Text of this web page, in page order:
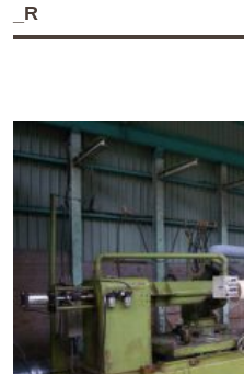
_R